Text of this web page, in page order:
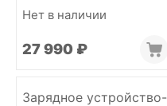
Нет в наличии
27 990 ₽
Зарядное устройство-